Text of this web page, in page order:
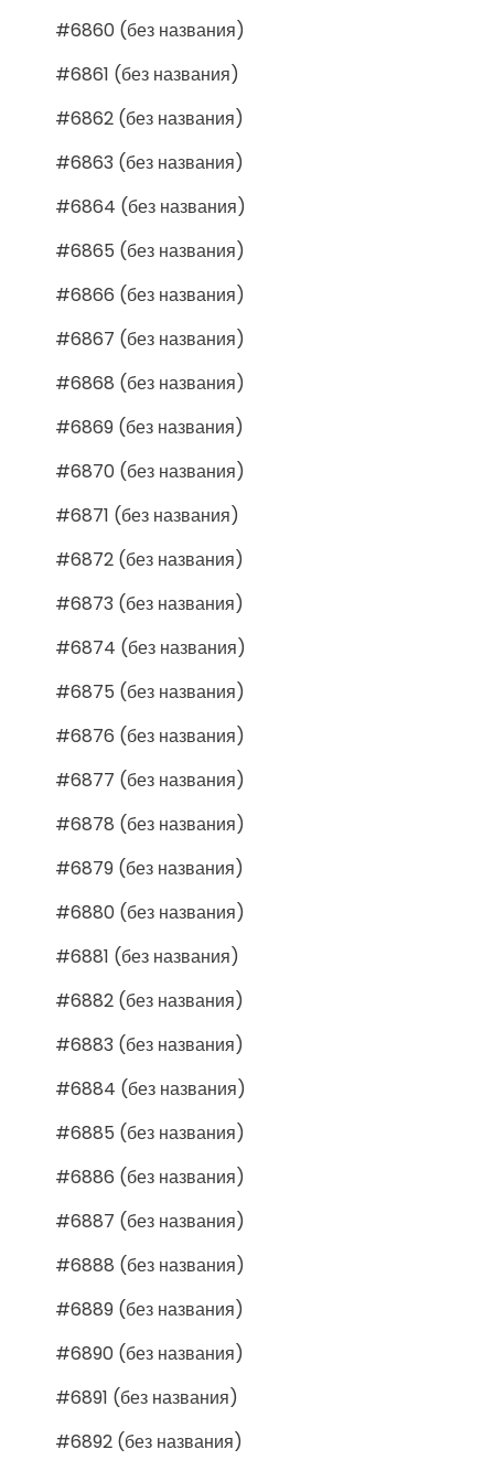
#6860 (без названия)
#6861 (без названия)
#6862 (без названия)
#6863 (без названия)
#6864 (без названия)
#6865 (без названия)
#6866 (без названия)
#6867 (без названия)
#6868 (без названия)
#6869 (без названия)
#6870 (без названия)
#6871 (без названия)
#6872 (без названия)
#6873 (без названия)
#6874 (без названия)
#6875 (без названия)
#6876 (без названия)
#6877 (без названия)
#6878 (без названия)
#6879 (без названия)
#6880 (без названия)
#6881 (без названия)
#6882 (без названия)
#6883 (без названия)
#6884 (без названия)
#6885 (без названия)
#6886 (без названия)
#6887 (без названия)
#6888 (без названия)
#6889 (без названия)
#6890 (без названия)
#6891 (без названия)
#6892 (без названия)